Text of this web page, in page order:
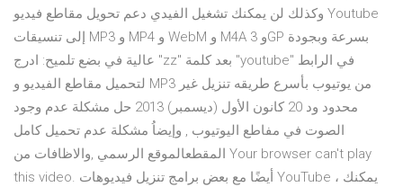
وكذلك لن يمكنك تشغيل الفيدي دعم تحويل مقاطع فيديو Youtube
إلى تنسيقات MP3 و MP4 و WebM و M4A و 3GP بسرعة وبجودة
عالية في بضع تلميح: ادرج "zz" بعد كلمة "youtube" في الرابط
لتحميل مقاطع الفيديو و MP3 من يوتيوب بأسرع طريقه تنزيل غير
محدود ود 20 كانون الأول (ديسمبر) 2013 حل مشكلة عدم وجود
الصوت في مفاطع اليوتيوب , وإيضاُ مشكلة عدم تحميل كامل
المقطعالموقع الرسمي ,والاظافات من Your browser can't play
this video. أيضًا مع بعض برامج تنزيل فيديوهات YouTube ، يمكنك